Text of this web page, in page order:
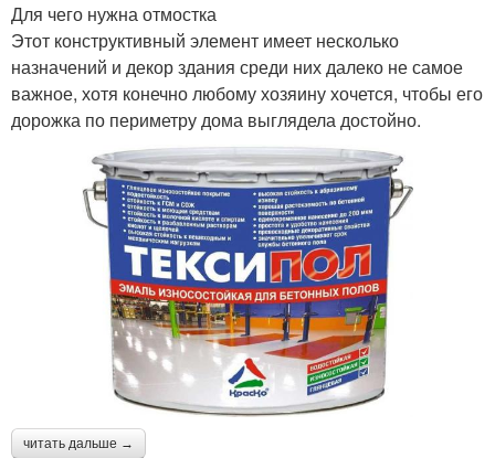
Для чего нужна отмостка
Этот конструктивный элемент имеет несколько
назначений и декор здания среди них далеко не самое
важное, хотя конечно любому хозяину хочется, чтобы его
дорожка по периметру дома выглядела достойно.
читать дальше →